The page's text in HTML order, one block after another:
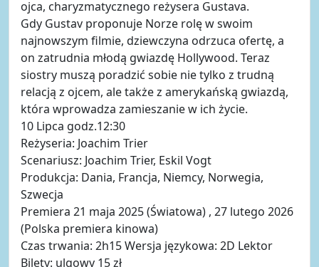
ojca, charyzmatycznego reżysera Gustava.
Gdy Gustav proponuje Norze rolę w swoim
najnowszym filmie, dziewczyna odrzuca ofertę, a
on zatrudnia młodą gwiazdę Hollywood. Teraz
siostry muszą poradzić sobie nie tylko z trudną
relacją z ojcem, ale także z amerykańską gwiazdą,
która wprowadza zamieszanie w ich życie.
10 Lipca godz.12:30
Reżyseria: Joachim Trier
Scenariusz: Joachim Trier, Eskil Vogt
Produkcja: Dania, Francja, Niemcy, Norwegia,
Szwecja
Premiera 21 maja 2025 (Światowa) , 27 lutego 2026
(Polska premiera kinowa)
Czas trwania: 2h15 Wersja językowa: 2D Lektor
Bilety: ulgowy 15 zł